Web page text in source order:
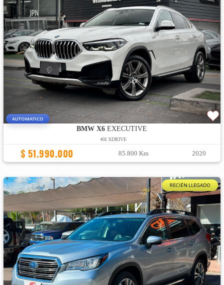
AUTOMATICO
BMW X6 EXECUTIVE
40I XDRIVE
$ 51.990.000 85.800 Km 2020
RECIÉN LLEGADO